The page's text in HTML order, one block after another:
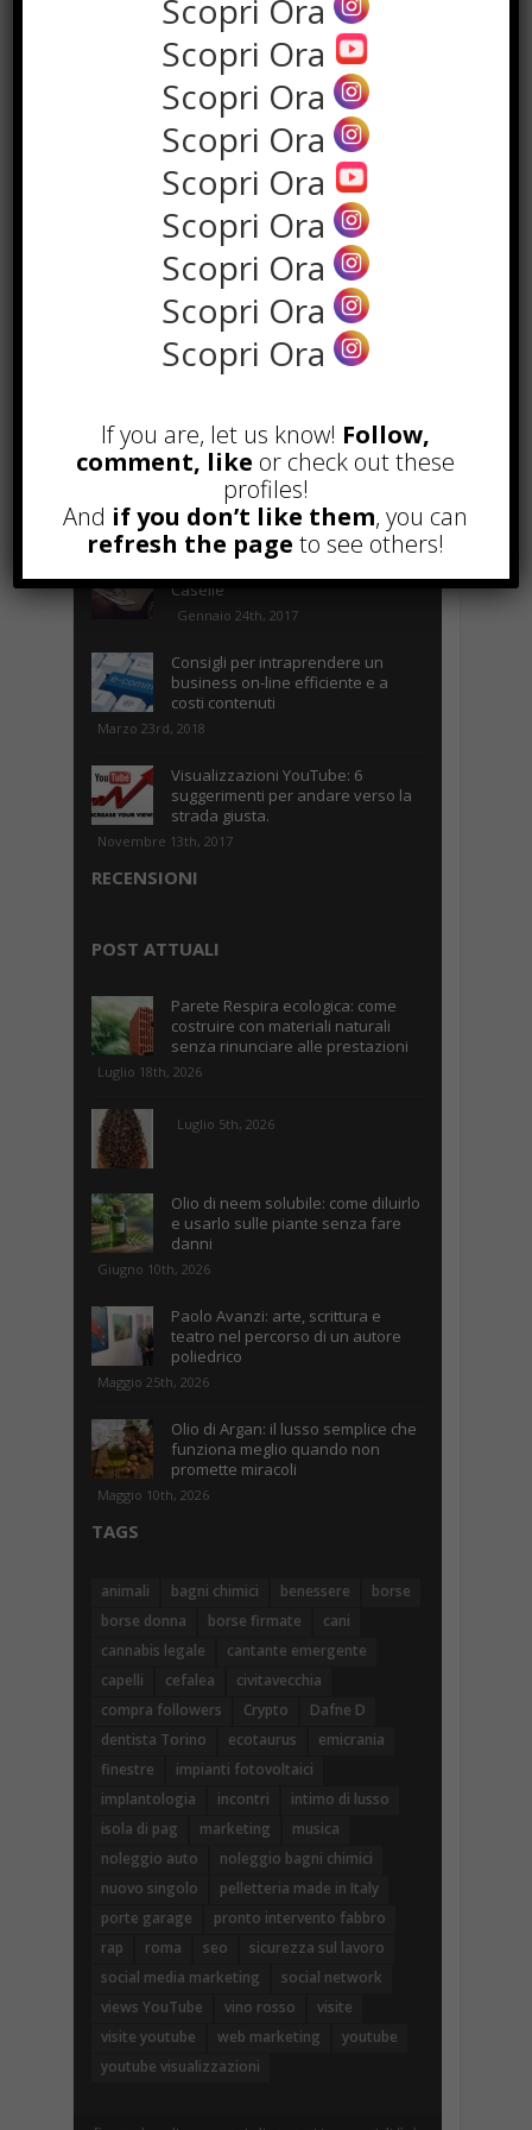
POPOLARI
Novembre 22nd, 2016
Comprare visite YouTube: i 5
vantaggi TOP!
Novembre 2nd, 2017
Caselle
Gennaio 24th, 2017
Consigli per intraprendere un
business on-line efficiente e a
costi contenuti
Marzo 23rd, 2018
Visualizzazioni YouTube: 6
suggerimenti per andare verso la
strada giusta.
Novembre 13th, 2017
RECENSIONI
POST ATTUALI
Parete Respira ecologica: come
costruire con materiali naturali
senza rinunciare alle prestazioni
Luglio 18th, 2026
Luglio 5th, 2026
Olio di neem solubile: come diluirlo
e usarlo sulle piante senza fare
danni
Giugno 10th, 2026
Paolo Avanzi: arte, scrittura e
teatro nel percorso di un autore
poliedrico
Maggio 25th, 2026
Olio di Argan: il lusso semplice che
funziona meglio quando non
promette miracoli
Maggio 10th, 2026
TAGS
animali bagni chimici benessere
borse
borse donna
borse firmate
cani
cannabis legale
cantante emergente
capelli
cefalea
civitavecchia
compra followers
Crypto
Dafne D
dentista Torino
ecotaurus
emicrania
finestre
impianti fotovoltaici
implantologia
incontri
intimo di lusso
isola di pag
marketing
musica
noleggio auto
noleggio bagni chimici
nuovo singolo
pelletteria made in Italy
porte garage
pronto intervento fabbro
rap
roma seo
sicurezza sul lavoro
social media marketing
social network
views YouTube
vino rosso
visite
visite youtube
web marketing
youtube
youtube visualizzazioni
Scopri Ora
Scopri Ora
Scopri Ora
Scopri Ora
Scopri Ora
Scopri Ora
Scopri Ora
Scopri Ora
Scopri Ora
If you are, let us know! Follow,
comment, like or check out these
profiles!
And if you don’t like them, you can
refresh the page to see others!